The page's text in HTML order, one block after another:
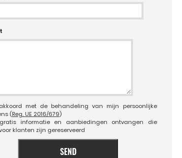
met de behandeling van mijn persoonlijke
(Reg. UE 2016/679)
informatie en aanbiedingen ontvangen die
klanten zijn gereserveerd
SEND